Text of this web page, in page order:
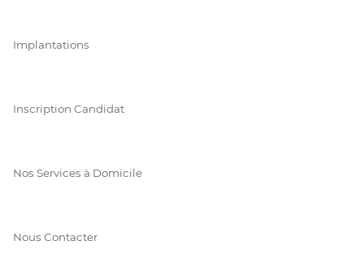
Implantations
Inscription Candidat
Nos Services à Domicile
Nous Contacter